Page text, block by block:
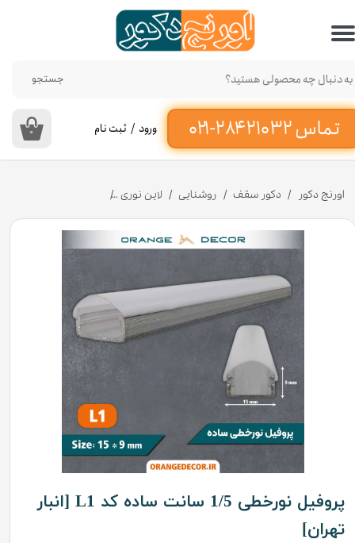
تماس ۳۲ ۲۱۰ ۲۸۴-۰۲۱‌
جستجو
۰ ورود / ثبت نام
حساب کاربری من
تغییر گذر واژه
سفارشات
خروج از حساب کاربری
اورنج دکور دکور سقف روشنایی لاین نوری
پروفیل نورخطی 1/5 سانت ساده کد L1 [انبار
تهران]